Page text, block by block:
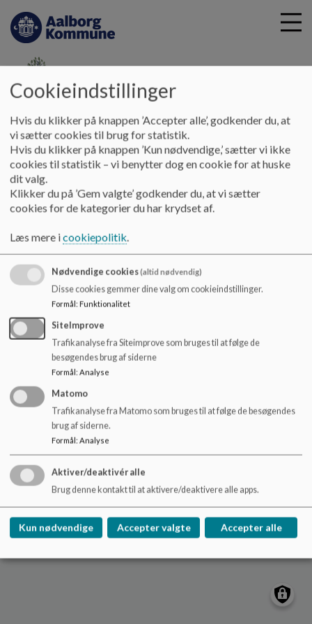
i
Tofthøjskolen
Skolebestyrelsen Referater
Referater
.
Tofthøjskolen
Tofthøjvej 32, 9280 Storvorde
tofthoejskolen@aalborg.dk
+45 99315700
EAN NR. 5798003747514
Tilgængelighedserklæring
Sitemap
Cookie politik
Cookieindstillinger
Hvis du klikker på knappen ’Accepter alle’, godkender du, at
vi sætter cookies til brug for statistik.
Hvis du klikker på knappen ’Kun nødvendige,’ sætter vi ikke
cookies til statistik – vi benytter dog en cookie for at huske
dit valg.
Klikker du på ’Gem valgte’ godkender du, at vi sætter
cookies for de kategorier du har krydset af.
Læs mere icookiepolitik.
Nødvendige cookies(altid nødvendig)
Disse cookies gemmer dine valg om cookieindstillinger.
Formål: Funktionalitet
SiteImprove
Trafikanalyse fra Siteimprove som bruges til at følge de
besøgendes brug af siderne
Formål: Analyse
Matomo
Trafikanalyse fra Matomo som bruges til at følge de besøgendes
brug af siderne.
Formål: Analyse
Aktiver/deaktivér alle
Brug denne kontakt til at aktivere/deaktivere alle apps.
Kun nødvendige Accepter valgte Accepter alle